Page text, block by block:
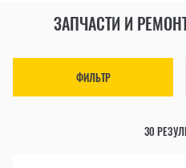
ЗАПЧАСТИ И
ФИЛЬТР
30